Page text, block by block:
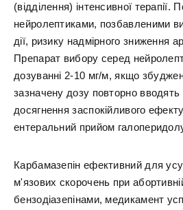
(відділення) інтенсивної
нейролептиками, позбавленими
дії, ризику надмірного зниження
Препарат вибору серед
дозуванні 2-10 мг/м, якщо
зазначену дозу повторно
досягнення заспокійливого
ентеральний прийом
Карбамазепін ефективний для
м'язових скорочень при
бензодіазепінами, медикамент